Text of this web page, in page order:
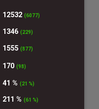
12532 (6077)
1346 (229)
1555 (877)
170 (98)
41 % (21 %)
211 % (61 %)